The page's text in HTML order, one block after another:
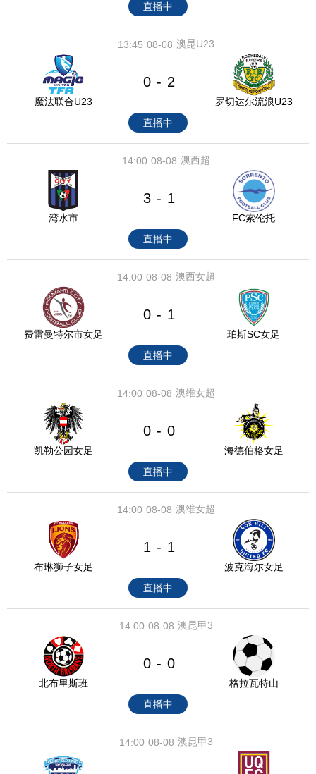
直播中
08-08
13:45 澳昆U23
魔法联合U23
0 - 2
罗切达尔流浪U23
直播中
08-08
14:00 澳西超
湾水市
3 - 1
FC索伦托
直播中
08-08
14:00 澳西女超
费雷曼特尔市女足
0 - 1
珀斯SC女足
直播中
08-08
14:00 澳维女超
凯勒公园女足
0 - 0
海德伯格女足
直播中
08-08
14:00 澳维女超
布琳狮子女足
1 - 1
波克海尔女足
直播中
08-08
14:00 澳昆甲3
北布里斯班
0 - 0
格拉瓦特山
直播中
08-08
14:00 澳昆甲3